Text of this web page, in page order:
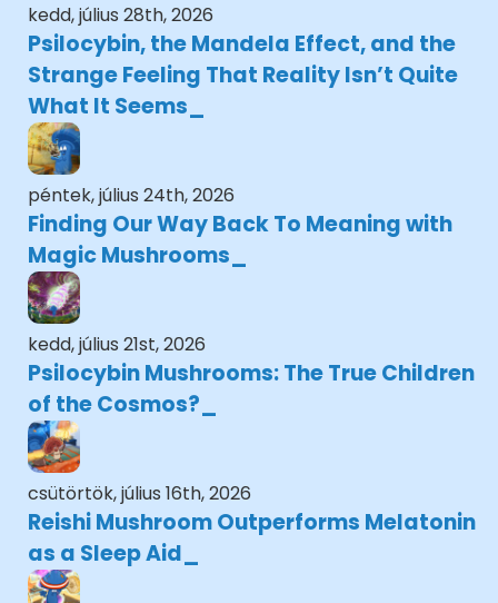
kedd, július 28th, 2026
Psilocybin, the Mandela Effect, and the
Strange Feeling That Reality Isn’t Quite
What It Seems
péntek, július 24th, 2026
Finding Our Way Back To Meaning with
Magic Mushrooms
kedd, július 21st, 2026
Psilocybin Mushrooms: The True Children
of the Cosmos?
csütörtök, július 16th, 2026
Reishi Mushroom Outperforms Melatonin
as a Sleep Aid